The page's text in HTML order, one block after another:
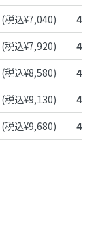
(税込¥7,040)
(税込¥7,920)
(税込¥8,580)
(税込¥9,130)
(税込¥9,680)